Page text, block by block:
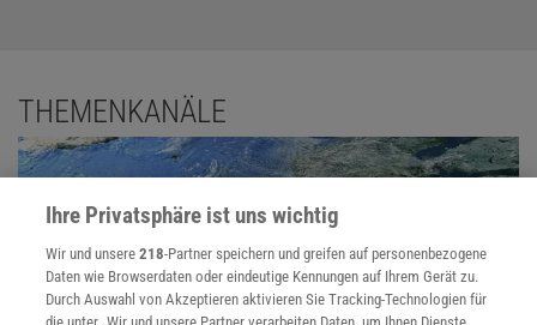
THEMENKANÄLE
Ihre Privatsphäre ist uns wichtig
Wir und unsere218-Partner speichern und greifen auf personenbezogene
Daten wie Browserdaten oder eindeutige Kennungen auf Ihrem Gerät zu.
Durch Auswahl von Akzeptieren aktivieren Sie Tracking-Technologien für